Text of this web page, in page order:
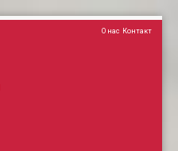
О нас Контакт